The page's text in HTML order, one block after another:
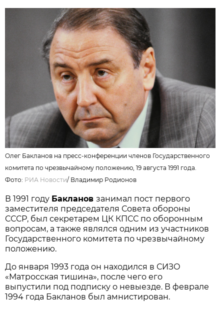
Олег Бакланов на пресс-конференции членов Государственного
комитета по чрезвычайному положению, 19 августа 1991 года.
Фото: РИА Новости/ Владимир Родионов
В 1991 году Баклановзанимал пост первого
заместителя председателя Совета обороны
СССР, был секретарем ЦК КПСС по оборонным
вопросам, а также являлся одним из участников
Государственного комитета по чрезвычайному
положению.
До января 1993 года он находился в СИЗО
«Матросская тишина», после чего его
выпустили под подписку о невыезде. В феврале
1994 года Бакланов был амнистирован.